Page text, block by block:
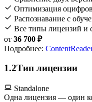
Оптимизация
Распознавание с
Все типы лицензий и
от 36 700 ₽
Подробнее:
1.2Тип лицензии
Standalone
Одна лицензия — один